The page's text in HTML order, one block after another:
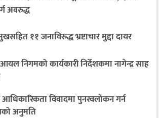
अवरुद्ध
११ जनाविरुद्ध भ्रष्टाचार मुद्दा दायर
निगमको कार्यकारी निर्देशकमा नागेन्द्र साह
आधिकारिकता विवादमा पुनरवलोकन गर्न
अनुमति